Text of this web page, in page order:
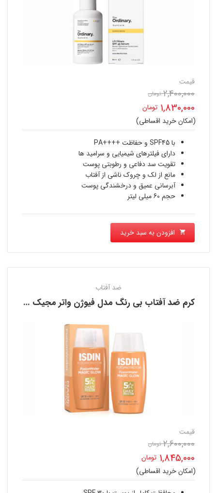
قیمت
2,400,000 تومان
اصلی
2,400,000 تومان
بود.
1,830,000 تومان
قیمت
فعلی
1,830,000 تومان
است.
(امکان خرید اقساطی)
با SPF45 و حفاظت ++++PA
دارای فیلترهای شیمیایی و سرامید ها
تقویت سد دفاعی و رطوبتی پوست
مانع از لک و چروک ناشی از آفتاب
آبرسانی عمیق و درخشندگی پوست
حجم 60 میلی لیتر
افزودن به سبد خرید
ضد آفتاب
کرم ضد آفتاب بی رنگ مدل فیوژن واتر مجیک گلو ایزدین ISDIN
قیمت
2,600,000 تومان
اصلی
2,600,000 تومان
1,845,000 تومان
قیمت
(امکان خرید اقساطی)